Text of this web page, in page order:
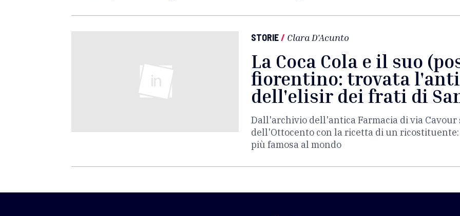
STORIE/ Clara D'Acunto
La Coca Cola e il suo
fiorentino: trovata
dell'elisir dei frati di
Dall'archivio dell'antica Farmacia di via
dell'Ottocento con la ricetta di un
più famosa al mondo